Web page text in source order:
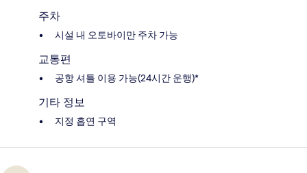
주차
시설 내 오토바이만 주차 가능
교통편
공항 셔틀 이용 가능(24시간 운행)*
기타 정보
지정 흡연 구역